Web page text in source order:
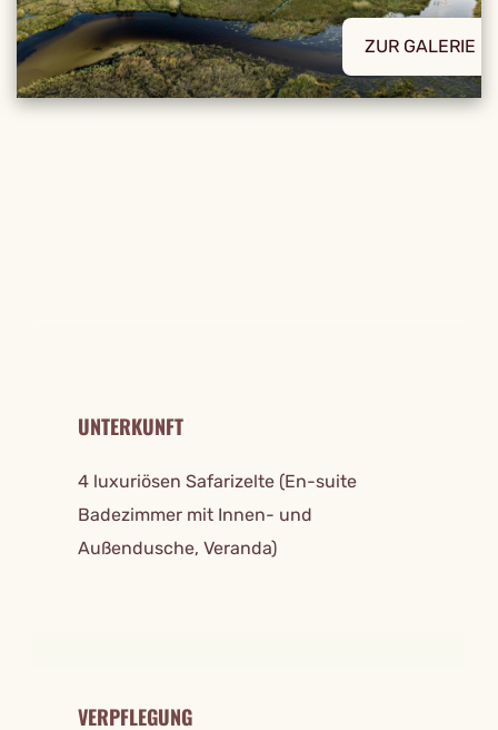
ZUR GALERIE
UNTERKUNFT
4 luxuriösen Safarizelte (En-suite
Badezimmer mit Innen- und
Außendusche, Veranda)
VERPFLEGUNG